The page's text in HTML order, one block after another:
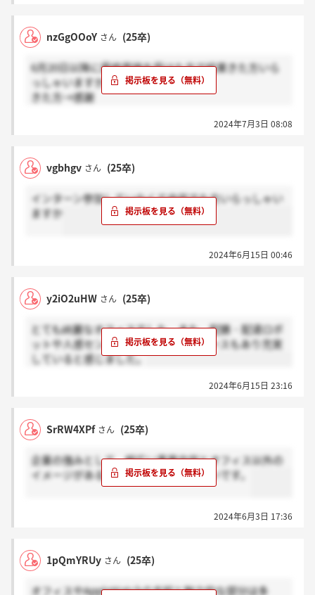
nzGgOOoY さん (25卒)
6月20日以降に最終面接を受けた方で結果きた方いら
っしゃいますか？
きた方→感謝
2024年7月3日 08:08
vgbhgv さん (25卒)
インターン参加していなくて内定でた方いらっしゃい
ますか
2024年6月15日 00:46
y2iO2uHW さん (25卒)
とても綺麗なオフィスでした。また、配膳・配達ロボ
ットや人感センサー、個室ワークスペースもあり充実
していると感じました。
2024年6月15日 23:16
SrRW4XPf さん (25卒)
企業の強みとして、幅広い事業内容とオフィス以外の
イメージがある方は教えていただきたいです。
2024年6月3日 17:36
1pQmYRUy さん (25卒)
オフィスやAppleWatchの支給と魅力的な部分は多